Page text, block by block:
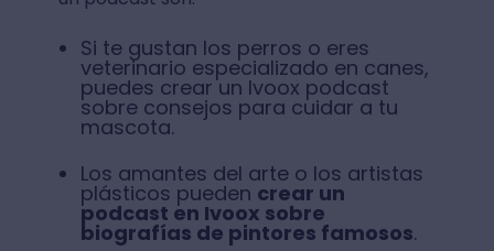
Si te gustan los perros o eres
veterinario especializado en canes,
puedes crear un Ivoox podcast
sobre consejos para cuidar a tu
mascota.
Los amantes del arte o los artistas
plásticos pueden crear un
podcast en Ivoox sobre
biografías de pintores famosos.